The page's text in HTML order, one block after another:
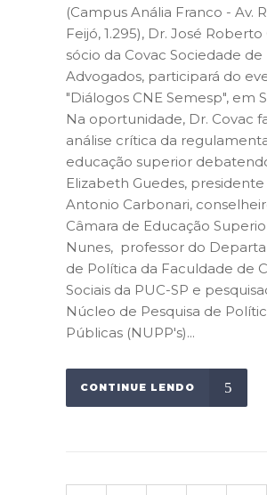
(Campus Anália Franco - Av.
Feijó, 1.295), Dr. José Roberto
sócio da Covac Sociedade de
Advogados, participará do
"Diálogos CNE Semesp", em
Na oportunidade, Dr. Covac
análise crítica da
educação superior
Elizabeth Guedes,
Antonio Carbonari,
Câmara de Educação
Nunes, professor do
de Política da Faculdade de
Sociais da PUC-SP e
Núcleo de Pesquisa de
Públicas (NUPP's)...
CONTINUE LENDO